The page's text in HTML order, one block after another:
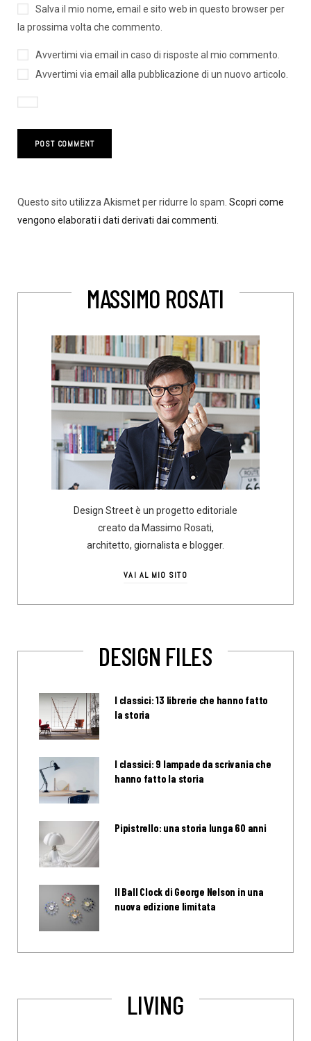
Salva il mio nome, email e sito web in questo browser per
la prossima volta che commento.
Avvertimi via email in caso di risposte al mio commento.
Avvertimi via email alla pubblicazione di un nuovo articolo.
Questo sito utilizza Akismet per ridurre lo spam. Scopri come
vengono elaborati i dati derivati dai commenti
MASSIMO ROSATI
Design Street è un progetto editoriale
creato da Massimo Rosati,
architetto, giornalista e blogger.
VAI AL MIO SITO
DESIGN FILES
I classici: 13 librerie che hanno fatto
la storia
I classici: 9 lampade da scrivania che
hanno fatto la storia
Pipistrello: una storia lunga 60 anni
Il Ball Clock di George Nelson in una
nuova edizione limitata
LIVING